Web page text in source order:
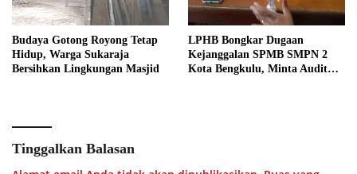
Budaya Gotong Royong Tetap
Hidup, Warga Sukaraja
Bersihkan Lingkungan Masjid
LPHB Bongkar Dugaan
Kejanggalan SPMB SMPN 2
Kota Bengkulu, Minta Audit
Tinggalkan Balasan